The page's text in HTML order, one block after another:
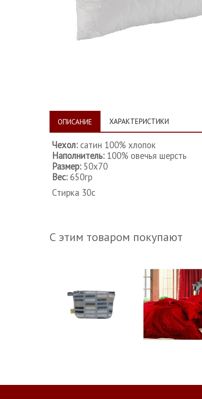
ОПИСАНИЕ ХАРАКТЕРИСТИКИ
Чехол:сатин 100% хлопок
Наполнитель: 100% овечья шерсть
Размер: 50х70
Вес: 650гр
Стирка 30с
С этим товаром покупают